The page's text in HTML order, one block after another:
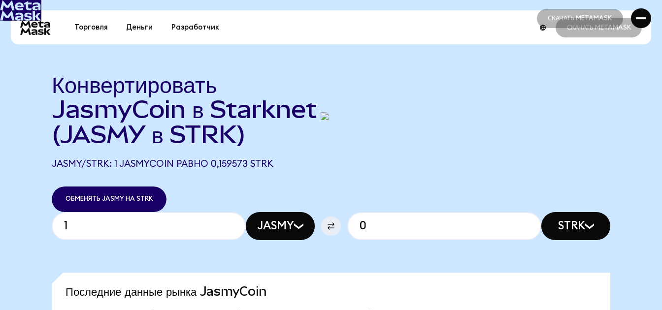
СКАЧАТЬ METAMASK
СКАЧАТЬ METAMASK
Торговля Деньги Разработчик СКАЧАТЬ METAMASK
Конвертировать
JasmyCoin в Starknet
(JASMY в STRK)
JASMY/STRK: 1 JASMYCOIN РАВНО 0,159573 STRK
ОБМЕНЯТЬ JASMY НА STRK
JASMY STRK
Последние данные рынка JasmyCoin